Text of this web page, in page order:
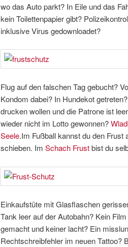
wo das Auto parkt? In Eile und das
kein Toilettenpapier gibt?
inklusive Virus gedownloadet?
Flug auf den falschen Tag gebucht?
Kondom dabei? In Hundekot
drucken wollen und die Patrone ist
wieder nicht im Lotto gewonnen?
Seele.Im Fußball kannst du den
schieben. Im Schach Frustbist du
Einkaufstüte mit Glasflaschen
Tank leer auf der Autobahn? Kein
gemacht und keiner lacht? Ein
Rechtschreibfehler im neuen Tattoo?